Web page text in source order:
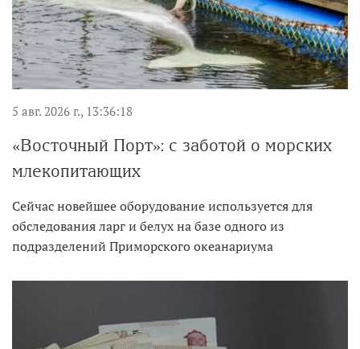
5 авг. 2026 г., 13:36:18
«Восточный Порт»: с заботой о морских
млекопитающих
Сейчас новейшее оборудование используется для
обследования ларг и белух на базе одного из
подразделений Приморского океанариума